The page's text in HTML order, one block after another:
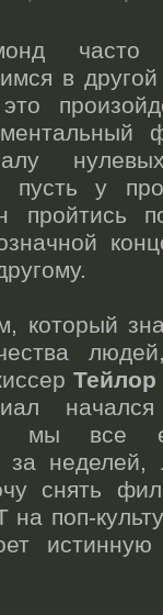
в
у
который
мы все
за
снять
на поп-
истинную